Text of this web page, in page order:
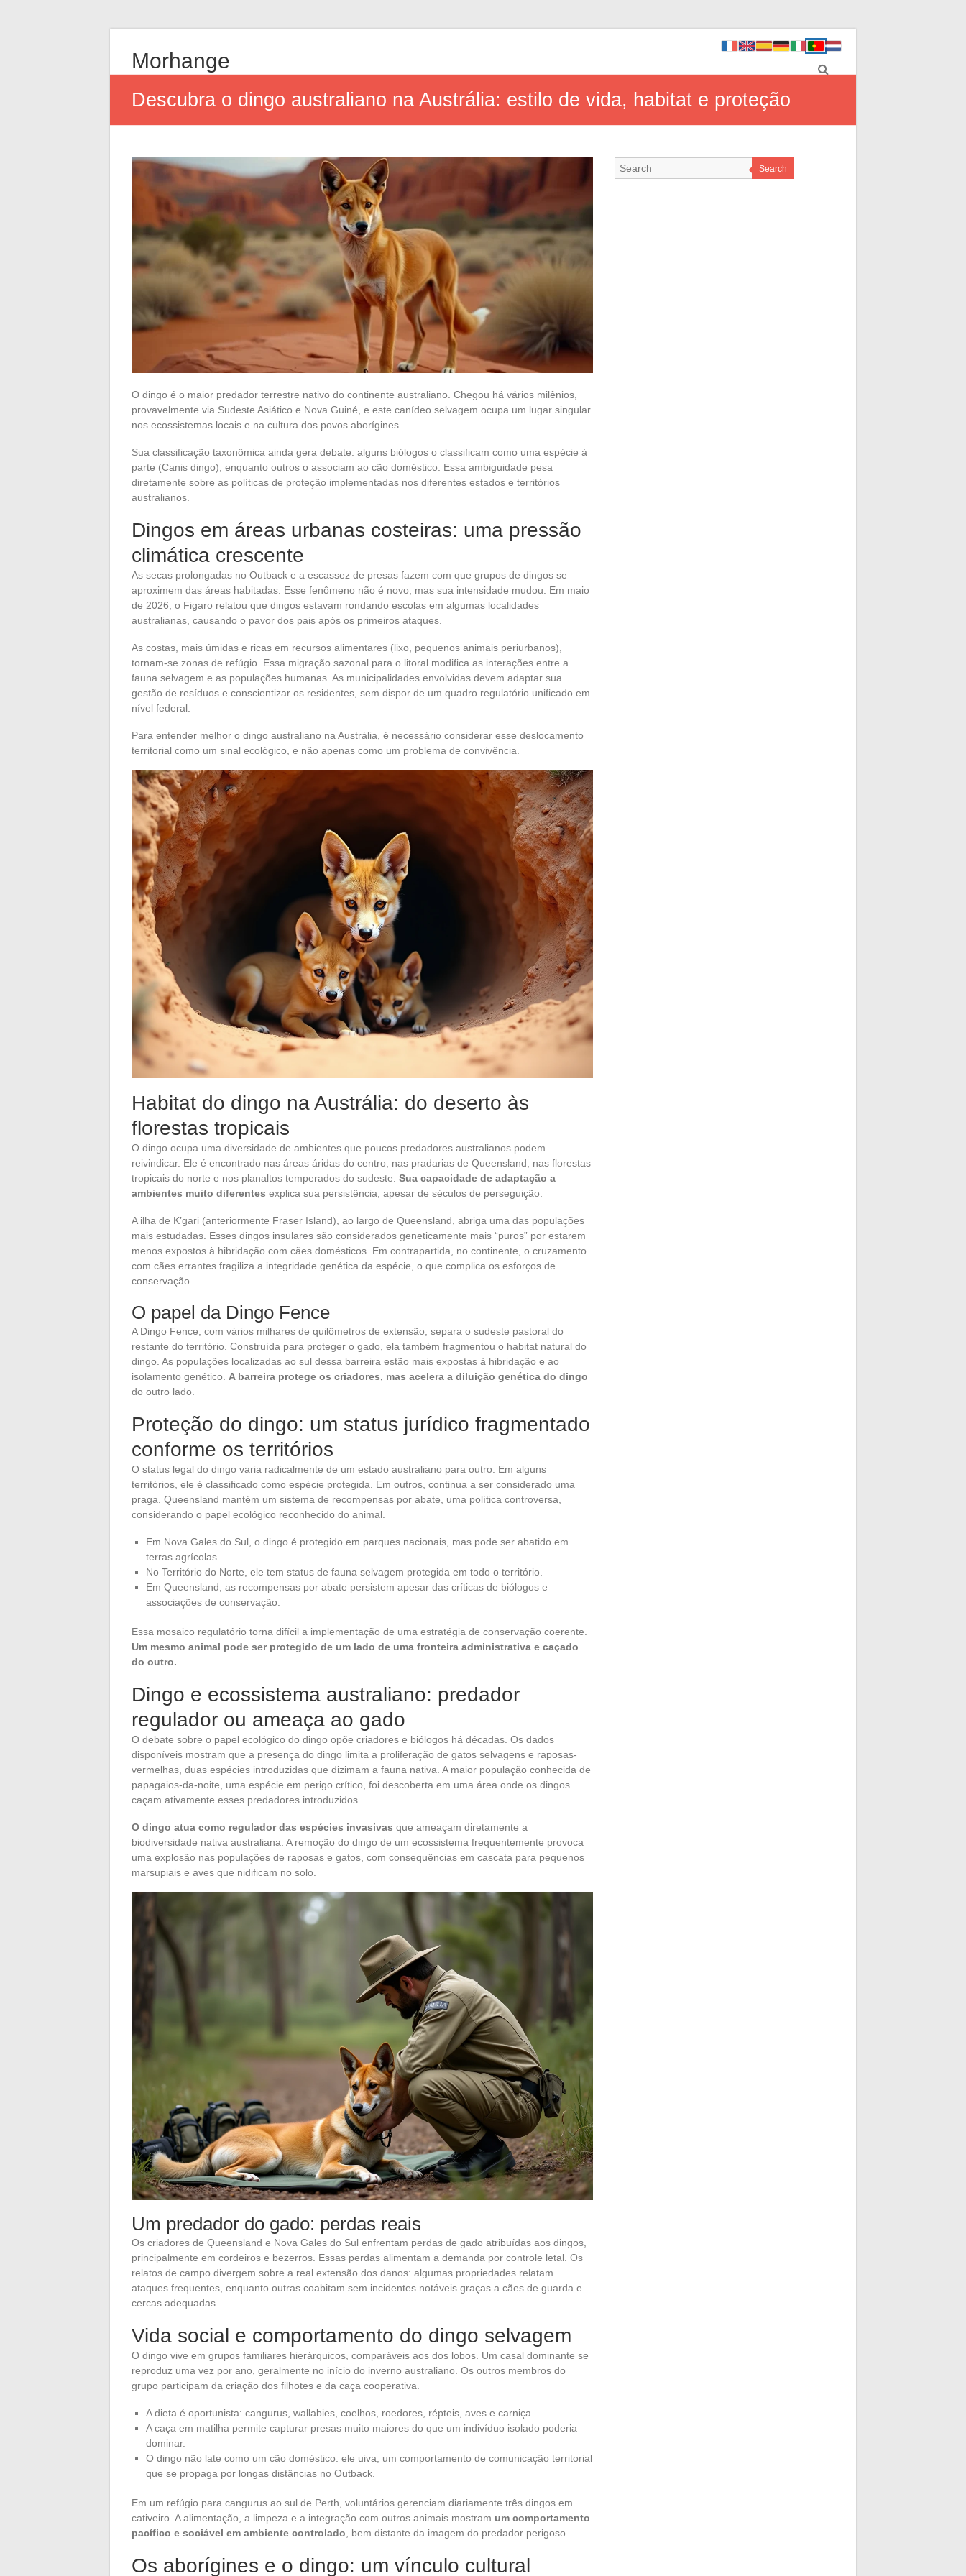
Morhange
Descubra o dingo australiano na Austrália: estilo de vida, habitat e proteção
O dingo é o maior predador terrestre nativo do continente australiano. Chegou há vários milênios,
provavelmente via Sudeste Asiático e Nova Guiné, e este canídeo selvagem ocupa um lugar singular
nos ecossistemas locais e na cultura dos povos aborígines.
Sua classificação taxonômica ainda gera debate: alguns biólogos o classificam como uma espécie à
parte (Canis dingo), enquanto outros o associam ao cão doméstico. Essa ambiguidade pesa
diretamente sobre as políticas de proteção implementadas nos diferentes estados e territórios
australianos.
Dingos em áreas urbanas costeiras: uma pressão
climática crescente
As secas prolongadas no Outback e a escassez de presas fazem com que grupos de dingos se
aproximem das áreas habitadas. Esse fenômeno não é novo, mas sua intensidade mudou. Em maio
de 2026, o Figaro relatou que dingos estavam rondando escolas em algumas localidades
australianas, causando o pavor dos pais após os primeiros ataques.
As costas, mais úmidas e ricas em recursos alimentares (lixo, pequenos animais periurbanos),
tornam-se zonas de refúgio. Essa migração sazonal para o litoral modifica as interações entre a
fauna selvagem e as populações humanas. As municipalidades envolvidas devem adaptar sua
gestão de resíduos e conscientizar os residentes, sem dispor de um quadro regulatório unificado em
nível federal.
Para entender melhor o dingo australiano na Austrália, é necessário considerar esse deslocamento
territorial como um sinal ecológico, e não apenas como um problema de convivência.
Habitat do dingo na Austrália: do deserto às
florestas tropicais
O dingo ocupa uma diversidade de ambientes que poucos predadores australianos podem
reivindicar. Ele é encontrado nas áreas áridas do centro, nas pradarias de Queensland, nas florestas
tropicais do norte e nos planaltos temperados do sudeste. Sua capacidade de adaptação a
ambientes muito diferentes explica sua persistência, apesar de séculos de perseguição.
A ilha de K’gari (anteriormente Fraser Island), ao largo de Queensland, abriga uma das populações
mais estudadas. Esses dingos insulares são considerados geneticamente mais “puros” por estarem
menos expostos à hibridação com cães domésticos. Em contrapartida, no continente, o cruzamento
com cães errantes fragiliza a integridade genética da espécie, o que complica os esforços de
conservação.
O papel da Dingo Fence
A Dingo Fence, com vários milhares de quilômetros de extensão, separa o sudeste pastoral do
restante do território. Construída para proteger o gado, ela também fragmentou o habitat natural do
dingo. As populações localizadas ao sul dessa barreira estão mais expostas à hibridação e ao
isolamento genético. A barreira protege os criadores, mas acelera a diluição genética do dingo
do outro lado.
Proteção do dingo: um status jurídico fragmentado
conforme os territórios
O status legal do dingo varia radicalmente de um estado australiano para outro. Em alguns
territórios, ele é classificado como espécie protegida. Em outros, continua a ser considerado uma
praga. Queensland mantém um sistema de recompensas por abate, uma política controversa,
considerando o papel ecológico reconhecido do animal.
Em Nova Gales do Sul, o dingo é protegido em parques nacionais, mas pode ser abatido em
terras agrícolas.
No Território do Norte, ele tem status de fauna selvagem protegida em todo o território.
Em Queensland, as recompensas por abate persistem apesar das críticas de biólogos e
associações de conservação.
Essa mosaico regulatório torna difícil a implementação de uma estratégia de conservação coerente.
Um mesmo animal pode ser protegido de um lado de uma fronteira administrativa e caçado
do outro.
Dingo e ecossistema australiano: predador
regulador ou ameaça ao gado
O debate sobre o papel ecológico do dingo opõe criadores e biólogos há décadas. Os dados
disponíveis mostram que a presença do dingo limita a proliferação de gatos selvagens e raposas-
vermelhas, duas espécies introduzidas que dizimam a fauna nativa. A maior população conhecida de
papagaios-da-noite, uma espécie em perigo crítico, foi descoberta em uma área onde os dingos
caçam ativamente esses predadores introduzidos.
O dingo atua como regulador das espécies invasivas que ameaçam diretamente a
biodiversidade nativa australiana. A remoção do dingo de um ecossistema frequentemente provoca
uma explosão nas populações de raposas e gatos, com consequências em cascata para pequenos
marsupiais e aves que nidificam no solo.
Um predador do gado: perdas reais
Os criadores de Queensland e Nova Gales do Sul enfrentam perdas de gado atribuídas aos dingos,
principalmente em cordeiros e bezerros. Essas perdas alimentam a demanda por controle letal. Os
relatos de campo divergem sobre a real extensão dos danos: algumas propriedades relatam
ataques frequentes, enquanto outras coabitam sem incidentes notáveis graças a cães de guarda e
cercas adequadas.
Vida social e comportamento do dingo selvagem
O dingo vive em grupos familiares hierárquicos, comparáveis aos dos lobos. Um casal dominante se
reproduz uma vez por ano, geralmente no início do inverno australiano. Os outros membros do
grupo participam da criação dos filhotes e da caça cooperativa.
A dieta é oportunista: cangurus, wallabies, coelhos, roedores, répteis, aves e carniça.
A caça em matilha permite capturar presas muito maiores do que um indivíduo isolado poderia
dominar.
O dingo não late como um cão doméstico: ele uiva, um comportamento de comunicação territorial
que se propaga por longas distâncias no Outback.
Em um refúgio para cangurus ao sul de Perth, voluntários gerenciam diariamente três dingos em
cativeiro. A alimentação, a limpeza e a integração com outros animais mostram um comportamento
pacífico e sociável em ambiente controlado , bem distante da imagem do predador perigoso.
Os aborígines e o dingo: um vínculo cultural
Search